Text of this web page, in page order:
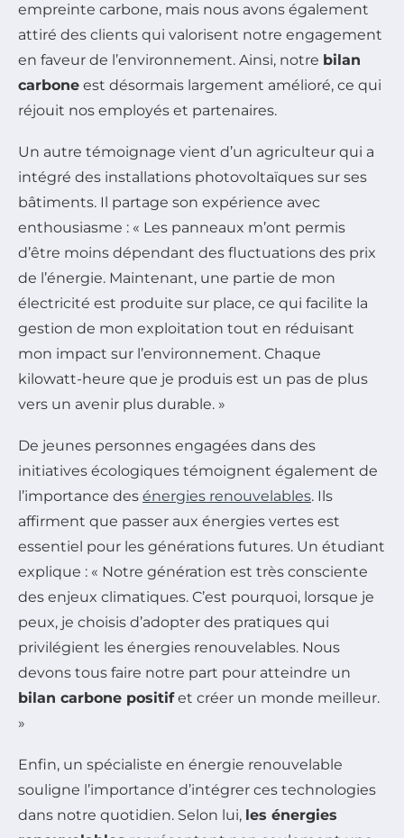
empreinte carbone, mais nous avons également
attiré des clients qui valorisent notre engagement
en faveur de l’environnement. Ainsi, notre bilan
carbone est désormais largement amélioré, ce qui
réjouit nos employés et partenaires.
Un autre témoignage vient d’un agriculteur qui a
intégré des installations photovoltaïques sur ses
bâtiments. Il partage son expérience avec
enthousiasme : « Les panneaux m’ont permis
d’être moins dépendant des fluctuations des prix
de l’énergie. Maintenant, une partie de mon
électricité est produite sur place, ce qui facilite la
gestion de mon exploitation tout en réduisant
mon impact sur l’environnement. Chaque
kilowatt-heure que je produis est un pas de plus
vers un avenir plus durable. »
De jeunes personnes engagées dans des
initiatives écologiques témoignent également de
l’importance des énergies renouvelables. Ils
affirment que passer aux énergies vertes est
essentiel pour les générations futures. Un étudiant
explique : « Notre génération est très consciente
des enjeux climatiques. C’est pourquoi, lorsque je
peux, je choisis d’adopter des pratiques qui
privilégient les énergies renouvelables. Nous
devons tous faire notre part pour atteindre un
bilan carbone positifet créer un monde meilleur.
»
Enfin, un spécialiste en énergie renouvelable
souligne l’importance d’intégrer ces technologies
dans notre quotidien. Selon lui, les énergies